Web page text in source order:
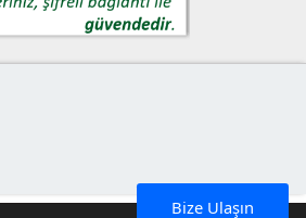
Bize Ulaşın